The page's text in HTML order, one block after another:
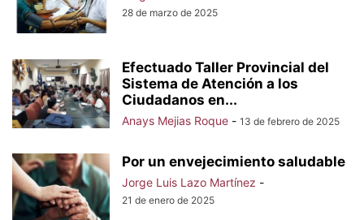
28 de marzo de 2025
Efectuado Taller Provincial del
Sistema de Atención a los
Ciudadanos en...
Anays Mejias Roque - 13 de febrero de 2025
Por un envejecimiento saludable
Jorge Luis Lazo Martínez -
21 de enero de 2025